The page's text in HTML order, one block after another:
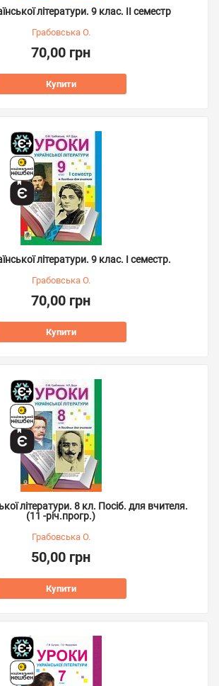
літератури. 9 клас. ІІ семестр
Грабовська О.
70,00 грн
Купити
літератури. 9 клас. І семестр.
Грабовська О.
70,00 грн
Купити
літератури. 8 кл. Посіб. для вчителя.
(11 -річ.прогр.)
Грабовська О.
50,00 грн
Купити